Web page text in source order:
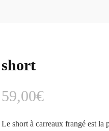
short
59,00€
Le short à carreaux frangé est la